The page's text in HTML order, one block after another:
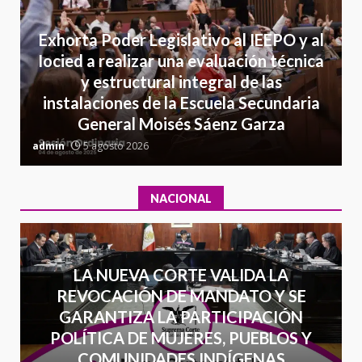
Detienen a Ernesto Ruffo en Baja
California; FGR lo investiga por
presuntos delitos de
delincuencia organizada y
contrabando
16 julio 2026
Exhorta Poder Legislativo al IEEPO y al
Iocied a realizar una evaluación técnica
y estructural integral de las
instalaciones de la Escuela Secundaria
General Moisés Sáenz Garza
admin 5 agosto 2026
NACIONAL
LA NUEVA CORTE VALIDA LA
REVOCACIÓN DE MANDATO Y SE
GARANTIZA LA PARTICIPACIÓN
POLÍTICA DE MUJERES, PUEBLOS Y